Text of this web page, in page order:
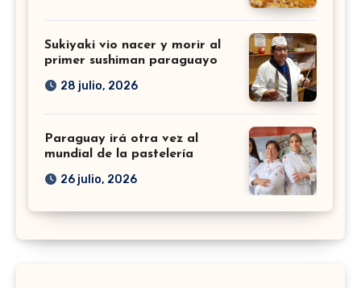
Sukiyaki vio nacer y morir al
primer sushiman paraguayo
28 julio, 2026
Paraguay irá otra vez al
mundial de la pastelería
26 julio, 2026